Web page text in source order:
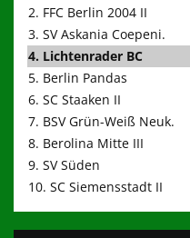
2. FFC Berlin 2004 II
3. SV Askania Coepeni.
4. Lichtenrader BC
5. Berlin Pandas
6. SC Staaken II
7. BSV Grün-Weiß Neuk.
8. Berolina Mitte III
9. SV Süden
10. SC Siemensstadt II